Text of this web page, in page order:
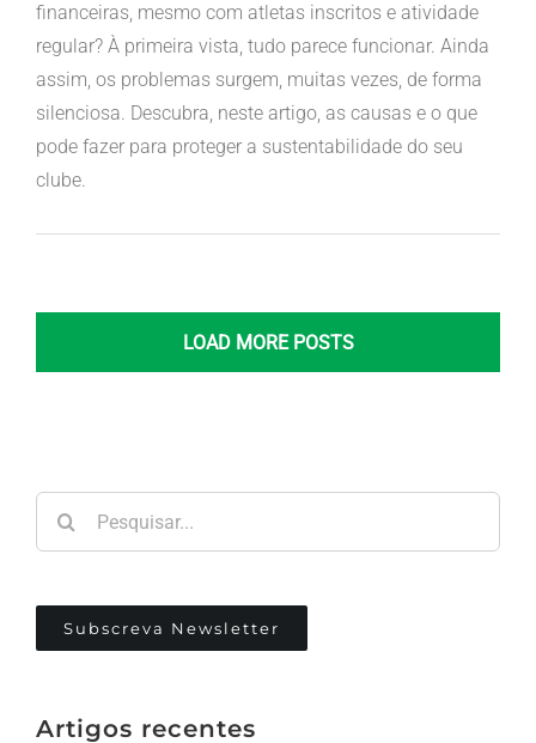
financeiras, mesmo com atletas inscritos e atividade
regular? À primeira vista, tudo parece funcionar. Ainda
assim, os problemas surgem, muitas vezes, de forma
silenciosa. Descubra, neste artigo, as causas e o que
pode fazer para proteger a sustentabilidade do seu
clube.
LOAD MORE POSTS
Subscreva Newsletter
Artigos recentes